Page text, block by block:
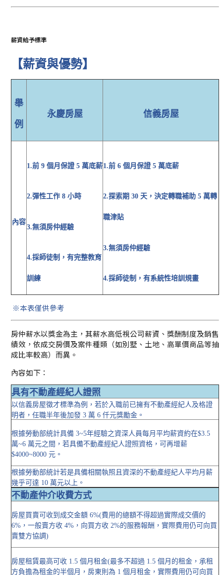
薪資給予標準
【薪資與優勢】
舉
例
永慶房屋 信義房屋
內容
1.前 9 個月保證 5 萬底薪
2.彈性工作 8 小時
3.無須房仲經驗
4.採師徒制，有完整教育
訓練
1.前 6 個月保證 5 萬底薪
2.探索期 30 天，決定轉職補助 5 萬轉
職津貼
3.無須房仲經驗
4.採師徒制，有系統性培訓規畫
※本表僅供參考
房仲薪水以獎金為主，其薪水高低視公司薪資、獎酬制度及銷售
績效，依成交房價及案件種類（如別墅、土地、高單價商品等抽
成比率較高）而異。
內容如下：
具有不動產經紀人證照
以信義房屋徵才標準為例，若於入職前已擁有不動產經紀人及格證
明者，任職半年後加發 3 萬 6 仟元獎勵金。
根據勞動部統計具備 3~5年經驗之資深人員每月平均薪資約在$3.5
萬~6 萬元之間，若具備不動產經紀人證照資格，可再增薪
$4000~8000 元。
根據勞動部統計若是具備相關執照且資深的不動產經紀人平均月薪
幾乎可達 10 萬元以上。
不動產仲介收費方式
房屋買賣可收到成交金額 6%(費用的總額不得超過實際成交價的
6%，一般賣方收 4%，向買方收 2%的服務報酬，實際費用仍可向買
賣雙方協調)
房屋租賃最高可收 1.5 個月租金(最多不超過 1.5 個月的租金，承租
方負擔為租金的半個月，房東則為 1 個月租金，實際費用仍可向買